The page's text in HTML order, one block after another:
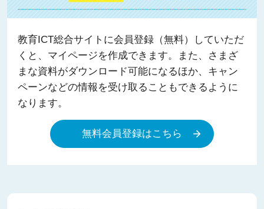
教育ICT総合サイトに会員登録（無料）していただ
くと、マイページを作成できます。また、さまざ
まな資料がダウンロード可能になるほか、キャン
ペーンなどの情報を受け取ることもできるように
なります。
無料会員登録はこちら